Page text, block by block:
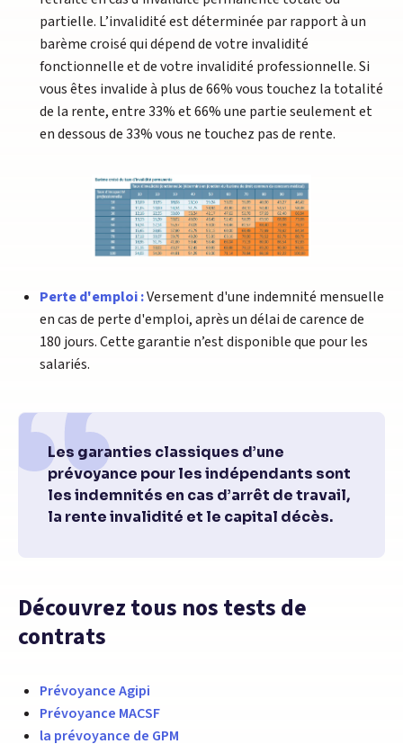
partielle. L’invalidité est déterminée par rapport à un
barème croisé qui dépend de votre invalidité
fonctionnelle et de votre invalidité professionnelle. Si
vous êtes invalide à plus de 66% vous touchez la totalité
de la rente, entre 33% et 66% une partie seulement et
en dessous de 33% vous ne touchez pas de rente.
Perte d'emploi :Versement d'une indemnité mensuelle
en cas de perte d'emploi, après un délai de carence de
180 jours. Cette garantie n’est disponible que pour les
salariés.
Les garanties classiques d’une
prévoyance pour les indépendants sont
les indemnités en cas d’arrêt de travail,
la rente invalidité et le capital décès.
Découvrez tous nos tests de
contrats
Prévoyance Agipi
Prévoyance MACSF
la prévoyance de GPM